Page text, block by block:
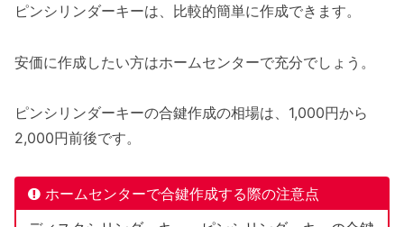
ピンシリンダーキーは、比較的簡単に作成できます。
安価に作成したい方はホームセンターで充分でしょう。
ピンシリンダーキーの合鍵作成の相場は、1,000円から
2,000円前後です。
ホームセンターで合鍵作成する際の注意点